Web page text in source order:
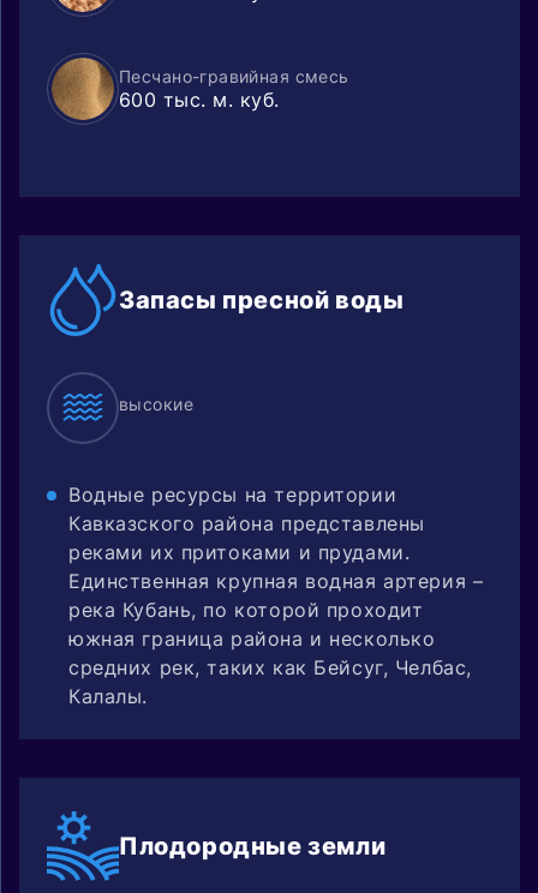
Песчано-гравийная смесь
600 тыс. м. куб.
Запасы пресной воды
высокие
Водные ресурсы на территории
Кавказского района представлены
реками их притоками и прудами.
Единственная крупная водная артерия –
река Кубань, по которой проходит
южная граница района и несколько
средних рек, таких как Бейсуг, Челбас,
Калалы.
Плодородныеземли